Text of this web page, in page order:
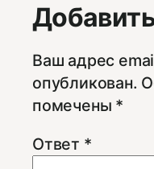
Ваш адрес
опубликован.
помечены *
Ответ *